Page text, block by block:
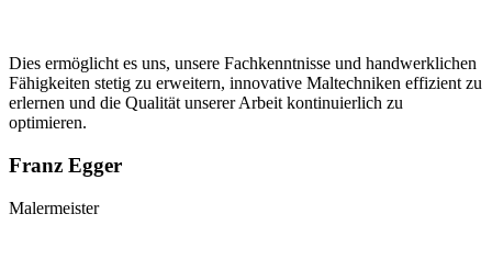
Dies ermöglicht es uns, unsere Fachkenntnisse und handwerklichen
Fähigkeiten stetig zu erweitern, innovative Maltechniken effizient zu
erlernen und die Qualität unserer Arbeit kontinuierlich zu
optimieren.
Franz Egger
Malermeister